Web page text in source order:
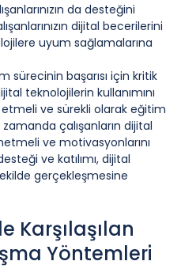
da desteğini
dijital becerilerini
uyum sağlamalarına
sürecinin başarısı için kritik
teknolojilerin kullanımını
ve sürekli olarak eğitim
zamanda çalışanların dijital
ve motivasyonlarını
desteği ve katılımı, dijital
gerçekleşmesine
Karşılaşılan
Yöntemleri